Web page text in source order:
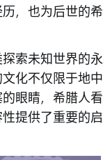
，也为后世的
索未知世界的
化不仅限于地
眼睛，希腊人
提供了重要的启